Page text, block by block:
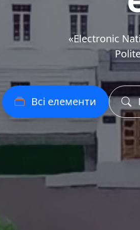
«Еlectronic
Всі елементи